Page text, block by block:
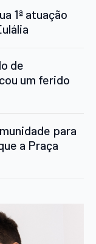
1ª atuação
de
um ferido
para
a Praça